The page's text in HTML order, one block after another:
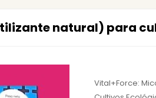
natural) para
Vital+Force: